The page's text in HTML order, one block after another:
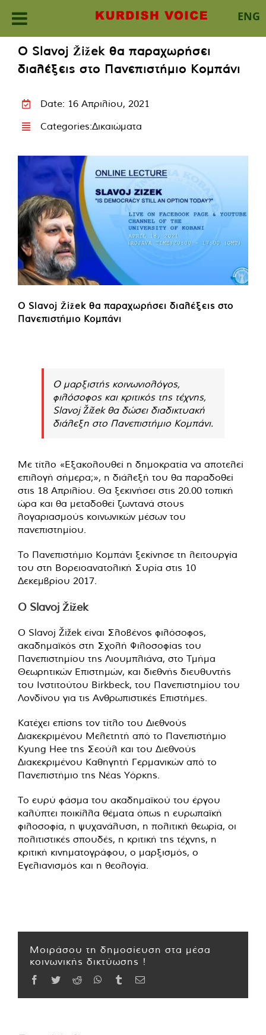
ENG
content
Ο Slavoj Žižek θα παραχωρήσει
διαλέξεις στο Πανεπιστήμιο Κομπάνι
Date: 16 Απριλίου, 2021
Categories:Δικαιώματα
Ο Slavoj Žižek θα παραχωρήσει διαλέξεις στο
Πανεπιστήμιο Κομπάνι
Ο μαρξιστής κοινωνιολόγος,
φιλόσοφος και κριτικός της τέχνης,
Slavoj Žižek θα δώσει διαδικτυακή
διάλεξη στο Πανεπιστήμιο Κομπάνι.
Με τίτλο «Εξακολουθεί η δημοκρατία να αποτελεί
επιλογή σήμερα;», η διάλεξή του θα παραδοθεί
στις 18 Απριλίου. Θα ξεκινήσει στις 20.00 τοπική
ώρα και θα μεταδοθεί ζωντανά στους
λογαριασμούς κοινωνικών μέσων του
πανεπιστημίου.
Το Πανεπιστήμιο Κομπάνι ξεκίνησε τη λειτουργία
του στη Βορειοανατολική Συρία στις 10
Δεκεμβρίου 2017.
Ο Slavoj Žižek
Ο Slavoj Žižek είναι Σλοβένος φιλόσοφος,
ακαδημαϊκός στη Σχολή Φιλοσοφίας του
Πανεπιστημίου της Λιουμπλιάνα, στο Τμήμα
Θεωρητικών Επιστημών, και διεθνής διευθυντής
του Ινστιτούτου Birkbeck, του Πανεπιστημίου του
Λονδίνου για τις Ανθρωπιστικές Επιστήμες.
Κατέχει επίσης τον τίτλο του Διεθνούς
Διακεκριμένου Μελετητή από το Πανεπιστήμιο
Kyung Hee της Σεούλ και του Διεθνούς
Διακεκριμένου Καθηγητή Γερμανικών από το
Πανεπιστήμιο της Νέας Υόρκης.
Το ευρύ φάσμα του ακαδημαϊκού του έργου
καλύπτει ποικίλλα θέματα όπως η ευρωπαϊκή
φιλοσοφία, η ψυχανάλυση, η πολιτική θεωρία, οι
πολιτιστικές σπουδές, η κριτική της τέχνης, η
κριτική κινηματογράφου, ο μαρξισμός, ο
Εγελιανισμός και η θεολογία.
Μοιράσου τη δημοσίευση στα μέσα
κοινωνικής δικτύωσης !
Facebook
TwitterReddit WhatsApp
TumblrEmail